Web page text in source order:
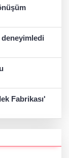
Fabrikası'